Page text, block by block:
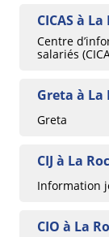
CICAS à
Centre
salariés
Greta à La
Greta
CIJ à La
Information
CIO à La